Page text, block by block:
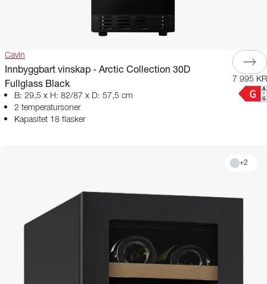
Cavin
Innbyggbart vinskap - Arctic Collection 30D
Fullglass Black
B: 29,5 x H: 82/87 x D: 57,5 cm
2 temperatursoner
Kapasitet 18 flasker
7 995 KR
+2